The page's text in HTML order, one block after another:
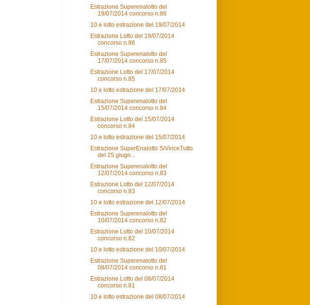
Estrazione Superenalotto del
19/07/2014 concorso n.86
10 e lotto estrazione del 19/07/2014
Estrazione Lotto del 19/07/2014
concorso n.86
Estrazione Superenalotto del
17/07/2014 concorso n.85
Estrazione Lotto del 17/07/2014
concorso n.85
10 e lotto estrazione del 17/07/2014
Estrazione Superenalotto del
15/07/2014 concorso n.84
Estrazione Lotto del 15/07/2014
concorso n.84
10 e lotto estrazione del 15/07/2014
Estrazione SuperEnalotto SiVinceTutto
del 25 giugn...
Estrazione Superenalotto del
12/07/2014 concorso n.83
Estrazione Lotto del 12/07/2014
concorso n.83
10 e lotto estrazione del 12/07/2014
Estrazione Superenalotto del
10/07/2014 concorso n.82
Estrazione Lotto del 10/07/2014
concorso n.82
10 e lotto estrazione del 10/07/2014
Estrazione Superenalotto del
08/07/2014 concorso n.81
Estrazione Lotto del 08/07/2014
concorso n.81
10 e lotto estrazione del 08/07/2014